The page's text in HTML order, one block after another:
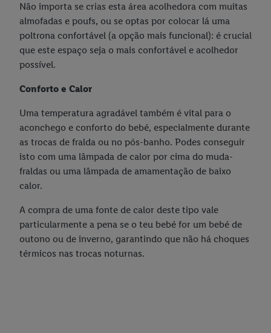
Não importa se crias esta área acolhedora com muitas
almofadas e poufs, ou se optas por colocar lá uma
poltrona confortável (a opção mais funcional): é crucial
que este espaço seja o mais confortável e acolhedor
possível.
Conforto e Calor
Uma temperatura agradável também é vital para o
aconchego e conforto do bebé, especialmente durante
as trocas de fralda ou no pós-banho. Podes conseguir
isto com uma lâmpada de calor por cima do muda-
fraldas ou uma lâmpada de amamentação de baixo
calor.
A compra de uma fonte de calor deste tipo vale
particularmente a pena se o teu bebé for um bebé de
outono ou de inverno, garantindo que não há choques
térmicos nas trocas noturnas.